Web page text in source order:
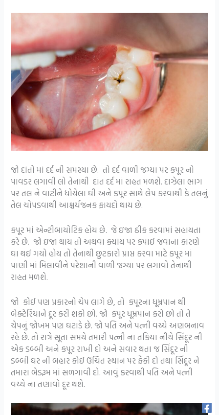
જો દાંતો માં દર્દ ની સમસ્યા છે. તો દર્દ વાળી જગ્યા પર કપૂર નો
પાવડર લગાવી લો તેનાથી દાંત દર્દ માં રાહત મળશે. દાઝેલા ભાગ
પર તલ ને વાટીને ધોયેલા ઘી અને કપૂર સાથે લેપ કરવાથી કે તલનું
તેલ ચોપડવાથી આશ્ચર્યજનક ફાયદો થાય છે.
કપૂર માં એન્ટીબાયોટિક હોય છે. જે ઇજા ઠીક કરવામાં સહાયતા
કરે છે. જો ઇજા થાય તો અથવા ક્યાંય પર કપાઈ જવાના કારણે
ઘા થઈ ગયો હોય તો તેનાથી છુટકારો પ્રાપ્ત કરવા માટે કપૂર માં
પાણી માં મિલાવીને પરેશાની વાળી જગ્યા પર લગાવો તેનાથી
રાહત મળશે.
જો કોઈ પણ પ્રકારનો ચેપ લાગે છે, તો કપૂરના ધૂમ્રપાન થી
બેક્ટેરિયાને દૂર કરી શકો છો. જો કપૂર ધૂમ્રપાન કરો છો તો તે
ચેપનું જોખમ પણ ઘટાડે છે. જો પતિ અને પત્ની વચ્ચે અણબનાવ
રહે છે. તો રાત્રે સૂતા સમયે તમારી પત્ની ના તકિયા નીચે સિંદૂર ની
એક ડબ્બી અને કપૂર રાખી દો અને સવાર થતા જ સિંદૂર ની
ડબ્બી ઘર ની બહાર કોઈ ઉચિત સ્થાન પર ફેંકી દો તથા સિંદૂર ને
તમારા બેડરૂમ માં સળગાવી દો. આવું કરવાથી પતિ અને પત્ની
વચ્ચે ના તણાવો દૂર થશે.